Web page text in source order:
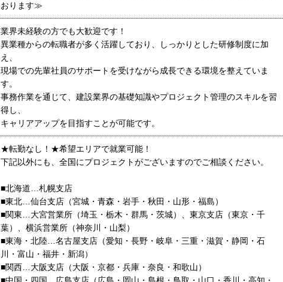
おります≫
業界未経験の方でも大歓迎です！
異業種からの転職者が多く活躍しており、しっかりとした研修制度に加
え、
現場での先輩社員のサポートを受けながら成長できる環境を整えていま
す。
事務作業を通じて、建設業界の基礎知識やプロジェクト管理のスキルを習
得し、
キャリアアップを目指すことが可能です。
★転勤なし！★希望エリアで就業可能！
下記以外にも、全国にプロジェクトがございますのでご相談ください。
■北海道…札幌支店
■東北…仙台支店（宮城・青森・岩手・秋田・山形・福島）
■関東…大宮営業所（埼玉・栃木・群馬・茨城）、東京支店（東京・千
葉）、横浜営業所（神奈川・山梨）
■東海・北陸…名古屋支店（愛知・長野・岐阜・三重・滋賀・静岡・石
川・富山・福井・新潟）
■関西…大阪支店（大阪・京都・兵庫・奈良・和歌山）